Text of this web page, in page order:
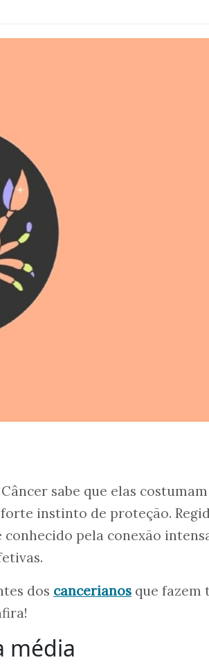
sabe que elas
instinto de proteção.
conhecido pela conexão
dos cancerianos que fazem
média